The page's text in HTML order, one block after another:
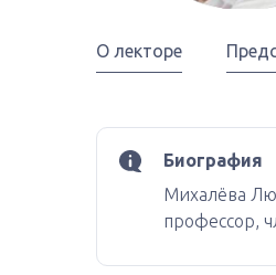
О лекторе
Биография
Михалёва
профессор,